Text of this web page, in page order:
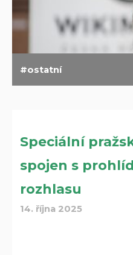
ostatní
Speciální
spojen s
rozhlasu
14. října 2025